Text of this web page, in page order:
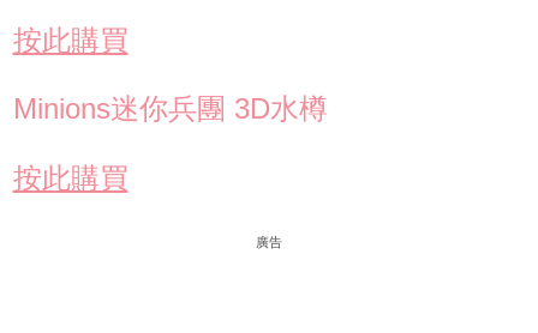
按此購買
Minions迷你兵團 3D水樽
按此購買
廣告